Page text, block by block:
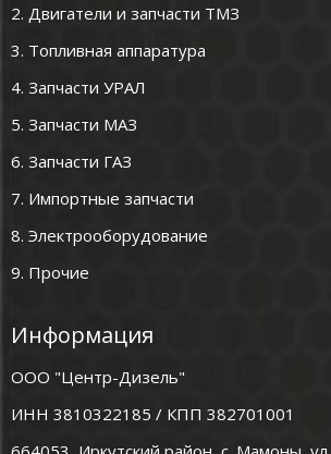
2. Двигатели и запчасти ТМЗ
3. Топливная аппаратура
4. Запчасти УРАЛ
5. Запчасти МАЗ
6. Запчасти ГАЗ
7. Импортные запчасти
8. Электрооборудование
9. Прочие
Информация
ООО "Центр-Дизель"
ИНН 3810322185 / КПП 382701001